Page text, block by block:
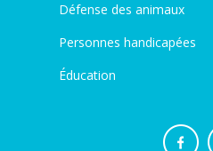
Défense des animaux
Personnes handicapées
Éducation